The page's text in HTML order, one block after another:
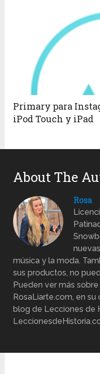
Primary para
iPod Touch y iPad
About The
Rosa
música y la moda.
sus productos, no
Pueden ver más
RosaLiarte.com, en su
blog de Lecciones de